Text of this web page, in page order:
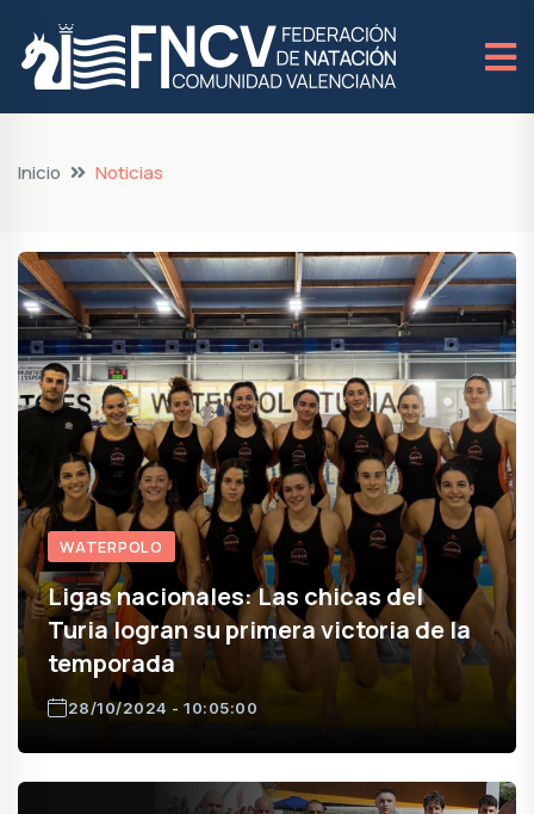
Inicio Noticias
WATERPOLO
Ligas nacionales: Las chicas del
Turia logran su primera victoria de la
temporada
28/10/2024 - 10:05:00